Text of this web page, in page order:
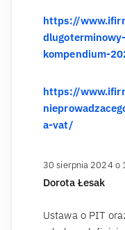
https://
kompendium-
https://
a-vat/
30 sierpnia 2024 o
Dorota Łesak
Ustawa o PIT